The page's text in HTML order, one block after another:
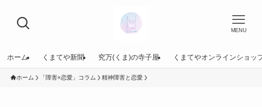
MENU
ホーム くまてや新聞 究万(くま)の寺子屋 くまてやオンラインショッ
ホーム 「障害×恋愛」コラム 精神障害と恋愛